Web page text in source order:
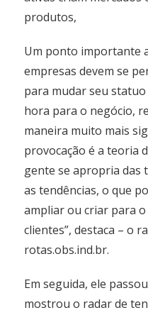
produtos,
Um ponto importante
empresas devem se
para mudar seu
hora para o negócio,
maneira muito mais
provocação é a teoria
gente se apropria das
as tendências, o que
ampliar ou criar para
clientes”, destaca – o
rotas.obs.ind.br.
Em seguida, ele
mostrou o radar de